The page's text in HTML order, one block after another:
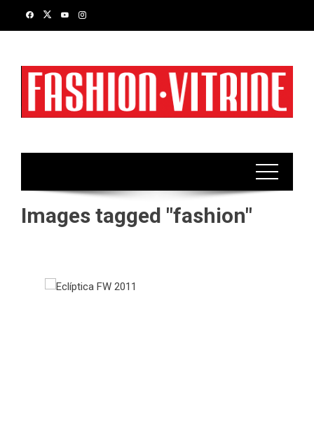
Images tagged "fashion"